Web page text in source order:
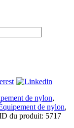
de nylon,
de nylon,
du produit: 5717